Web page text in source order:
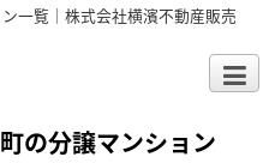
一覧｜株式会社横濱不動産販売
の分譲マンション